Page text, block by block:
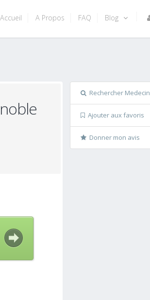
Accueil A Propos FAQ Blog
Rechercher Medecin
Ajouter aux favoris
Donner mon avis